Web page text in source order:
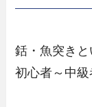
銛・魚突き
初心者～中級